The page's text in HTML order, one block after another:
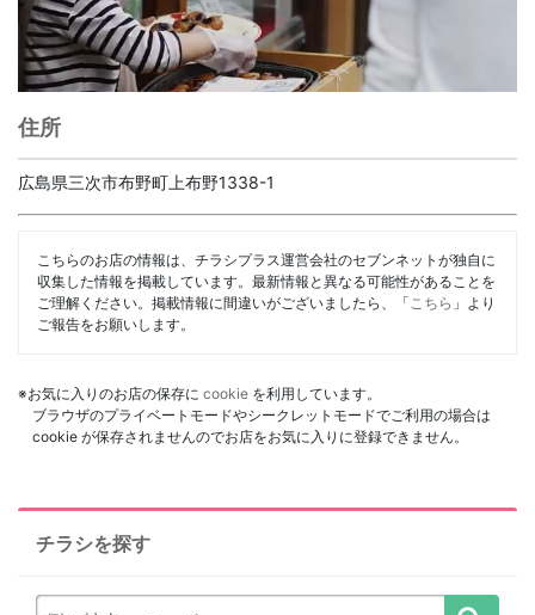
住所
広島県三次市布野町上布野1338-1
こちらのお店の情報は、チラシプラス運営会社のセブンネットが独自に
収集した情報を掲載しています。最新情報と異なる可能性があることを
ご理解ください。掲載情報に間違いがございましたら、「 こちら 」より
ご報告をお願いします。
※お気に入りのお店の保存に cookie を利用しています。
ブラウザのプライベートモードやシークレットモードでご利用の場合は
cookie が保存されませんのでお店をお気に入りに登録できません。
チラシを探す